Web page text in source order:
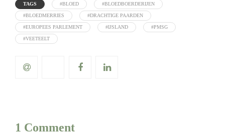
TAGS #BLOED #BLOEDBOERDERIJEN
#BLOEDMERRIES #DRACHTIGE PAARDEN
#EUROPEES PARLEMENT #IJSLAND #PMSG
#VEETEELT
1 Comment